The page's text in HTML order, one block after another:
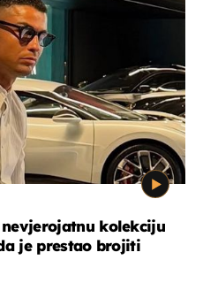
kolekciju
je prestao brojiti